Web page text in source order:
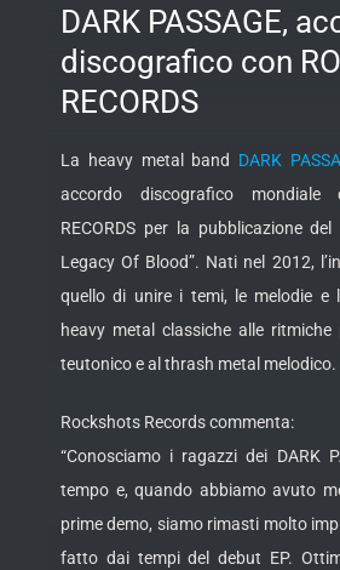
DARK PASSAGE,
discografico con
RECORDS
La heavy metal band DARK
accordo discografico mondiale
RECORDS per la pubblicazione
Legacy Of Blood”. Nati nel 2012,
quello di unire i temi, le melodie e
heavy metal classiche alle ritmiche
teutonico e al thrash metal melodico.
Rockshots Records commenta:
“Conosciamo i ragazzi dei DARK
tempo e, quando abbiamo avuto
prime demo, siamo rimasti molto
fatto dai tempi del debut EP.